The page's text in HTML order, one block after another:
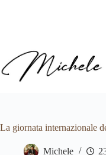
La giornata internazionale
Michele